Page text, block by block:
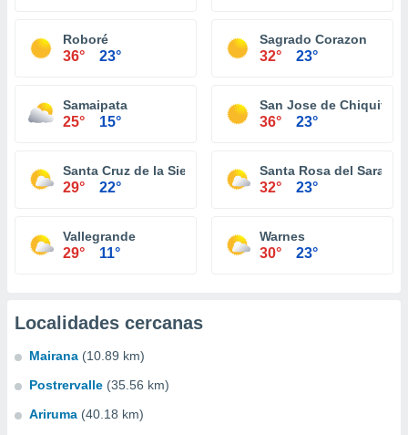
Roboré
36° 23°
Sagrado Corazon
32° 23°
Samaipata
25° 15°
San Jose de Chiquitos
36° 23°
Santa Cruz de la Sierra
29° 22°
Santa Rosa del Sara
32° 23°
Vallegrande
29° 11°
Warnes
30° 23°
Localidades cercanas
Mairana (10.89 km)
Postrervalle (35.56 km)
Ariruma (40.18 km)